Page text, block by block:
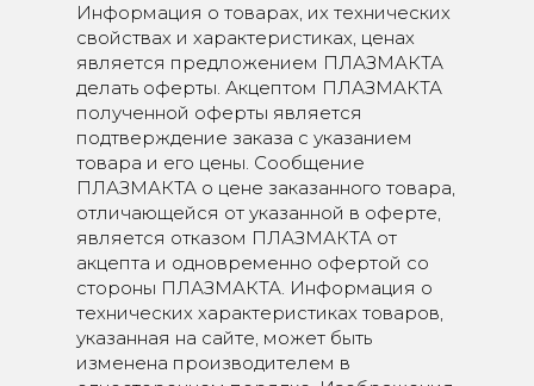
Информация о товарах, их технических
свойствах и характеристиках, ценах
является предложением ПЛАЗМАКТА
делать оферты. Акцептом ПЛАЗМАКТА
полученной оферты является
подтверждение заказа с указанием
товара и его цены. Сообщение
ПЛАЗМАКТА о цене заказанного товара,
отличающейся от указанной в оферте,
является отказом ПЛАЗМАКТА от
акцепта и одновременно офертой со
стороны ПЛАЗМАКТА. Информация о
технических характеристиках товаров,
указанная на сайте, может быть
изменена производителем в